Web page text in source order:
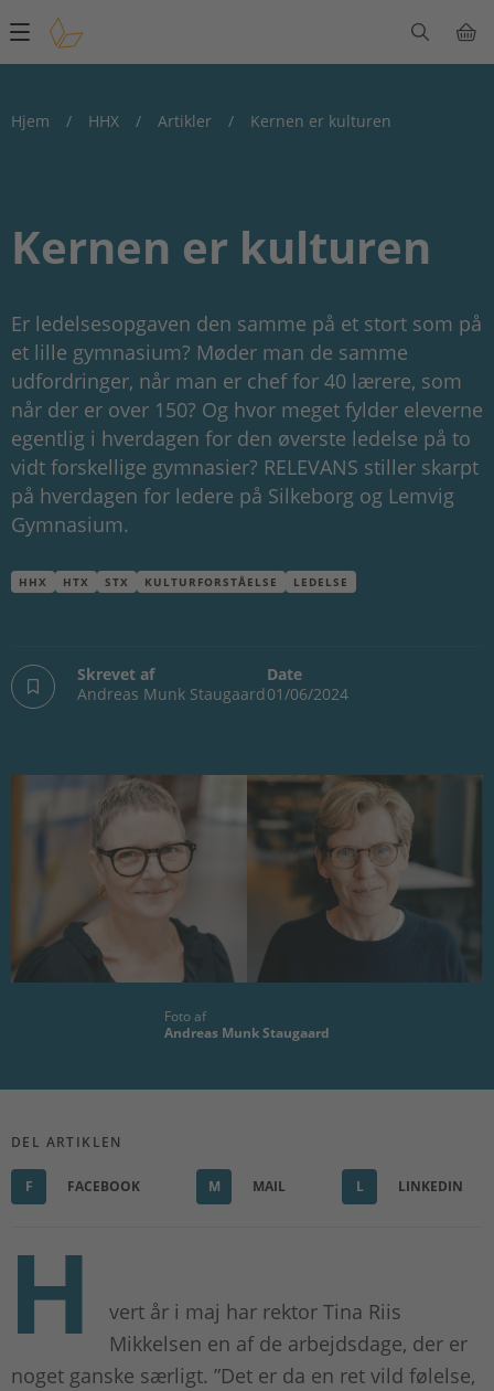
Main
navigation
Hjem / HHX / Artikler / Kernen er kulturen
Kernen er kulturen
HHX HTX STX KULTURFORSTÅELSE LEDELSE
Er ledelsesopgaven den samme på et stort som på
et lille gymnasium? Møder man de samme
udfordringer, når man er chef for 40 lærere, som
når der er over 150? Og hvor meget fylder eleverne
egentlig i hverdagen for den øverste ledelse på to
vidt forskellige gymnasier? RELEVANS stiller skarpt
på hverdagen for ledere på Silkeborg og Lemvig
Gymnasium.
Skrevet af
Andreas Munk Staugaard
Date
01/06/2024
Foto af
Andreas Munk Staugaard
DEL ARTIKLEN
F FACEBOOK M MAIL L LINKEDIN
H
vert år i maj har rektor Tina Riis
Mikkelsen en af de arbejdsdage, der er
noget ganske særligt. ”Det er da en ret vild følelse,